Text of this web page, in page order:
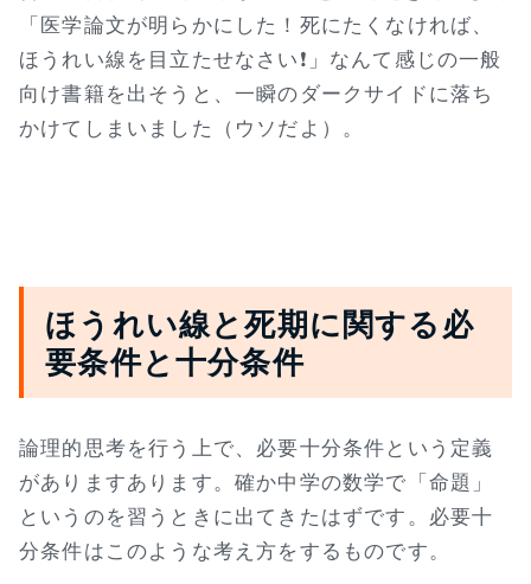
「医学論文が明らかにした！死にたくなければ、
ほうれい線を目立たせなさい❗」なんて感じの一般
向け書籍を出そうと、一瞬のダークサイドに落ち
かけてしまいました（ウソだよ）。
ほうれい線と死期に関する必
要条件と十分条件
論理的思考を行う上で、必要十分条件という定義
がありますあります。確か中学の数学で「命題」
というのを習うときに出てきたはずです。必要十
分条件はこのような考え方をするものです。